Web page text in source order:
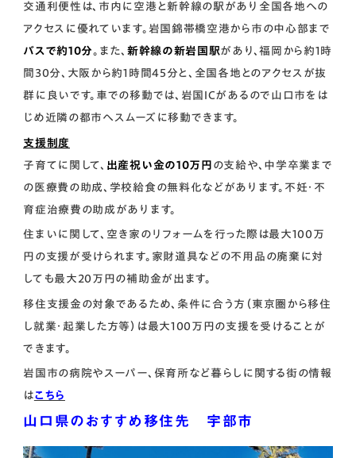
交通利便性は、市内に空港と新幹線の駅があり全国各地への
アクセスに優れています。岩国錦帯橋空港から市の中心部まで
バスで約10分。また、 新幹線の新岩国駅があり、福岡から約1時
間30分、大阪から約1時間45分と、全国各地とのアクセスが抜
群に良いです。車での移動では、岩国ICがあるので山口市をは
じめ近隣の都市へスムーズに移動できます。
支援制度
子育てに関して、 出産祝い金の10万円 の支給や、中学卒業まで
の医療費の助成、学校給食の無料化などがあります。不妊・不
育症治療費の助成があります。
住まいに関して、空き家のリフォームを行った際は最大100万
円の支援が受けられます。家財道具などの不用品の廃棄に対
しても最大20万円の補助金が出ます。
移住支援金の対象であるため、条件に合う方（東京圏から移住
し就業・起業した方等）は最大100万円の支援を受けることが
できます。
岩国市の病院やスーパー、保育所など暮らしに関する街の情報
はこちら
山口県のおすすめ移住先 宇部市